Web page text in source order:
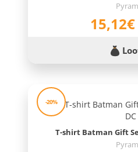
15,12€
-20%
T-shirt Batman Gift